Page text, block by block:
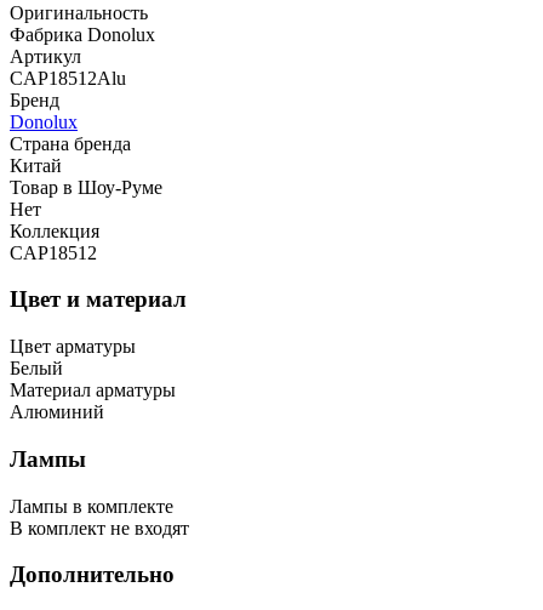
Оригинальность
Фабрика Donolux
Артикул
CAP18512Alu
Бренд
Donolux
Страна бренда
Китай
Товар в Шоу-Руме
Нет
Коллекция
CAP18512
Цвет и материал
Цвет арматуры
Белый
Материал арматуры
Алюминий
Лампы
Лампы в комплекте
В комплект не входят
Дополнительно